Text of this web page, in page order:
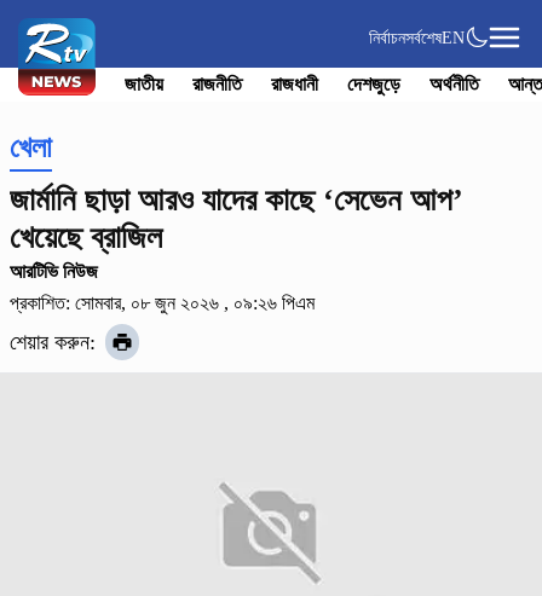
নির্বাচনসর্বশেষEN
জাতীয় রাজনীতি রাজধানী দেশজুড়ে অর্থনীতি
খেলা
জার্মানি ছাড়া আরও যাদের কাছে ‘সেভেন আপ’
খেয়েছে ব্রাজিল
আরটিভি নিউজ
প্রকাশিত: সোমবার, ০৮ জুন ২০২৬ , ০৯:২৬ পিএম
শেয়ার করুন: